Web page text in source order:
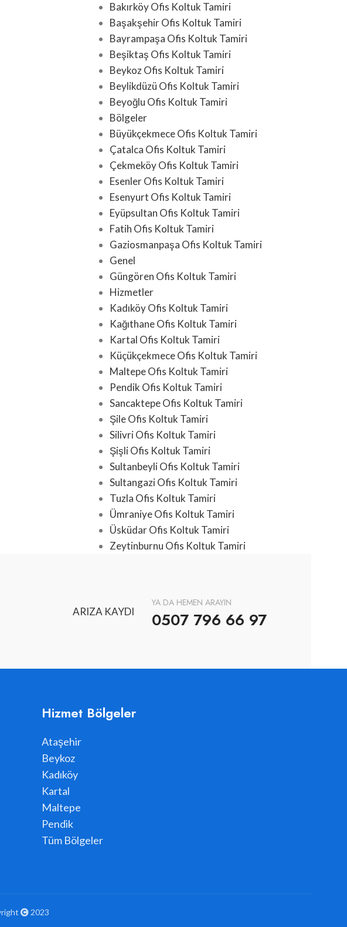
Bakırköy Ofis Koltuk Tamiri
Başakşehir Ofis Koltuk Tamiri
Bayrampaşa Ofis Koltuk Tamiri
Beşiktaş Ofis Koltuk Tamiri
Beykoz Ofis Koltuk Tamiri
Beylikdüzü Ofis Koltuk Tamiri
Beyoğlu Ofis Koltuk Tamiri
Bölgeler
Büyükçekmece Ofis Koltuk Tamiri
Çatalca Ofis Koltuk Tamiri
Çekmeköy Ofis Koltuk Tamiri
Esenler Ofis Koltuk Tamiri
Esenyurt Ofis Koltuk Tamiri
Eyüpsultan Ofis Koltuk Tamiri
Fatih Ofis Koltuk Tamiri
Gaziosmanpaşa Ofis Koltuk Tamiri
Genel
Güngören Ofis Koltuk Tamiri
Hizmetler
Kadıköy Ofis Koltuk Tamiri
Kağıthane Ofis Koltuk Tamiri
Kartal Ofis Koltuk Tamiri
Küçükçekmece Ofis Koltuk Tamiri
Maltepe Ofis Koltuk Tamiri
Pendik Ofis Koltuk Tamiri
Sancaktepe Ofis Koltuk Tamiri
Şile Ofis Koltuk Tamiri
Silivri Ofis Koltuk Tamiri
Şişli Ofis Koltuk Tamiri
Sultanbeyli Ofis Koltuk Tamiri
Sultangazi Ofis Koltuk Tamiri
Tuzla Ofis Koltuk Tamiri
Ümraniye Ofis Koltuk Tamiri
Üsküdar Ofis Koltuk Tamiri
Zeytinburnu Ofis Koltuk Tamiri
ARIZA KAYDI
YA DA HEMEN ARAYIN
0507 796 66 97
Hizmet Bölgeler
Ataşehir
Beykoz
Kadıköy
Kartal
Maltepe
Pendik
Tüm Bölgeler
2023